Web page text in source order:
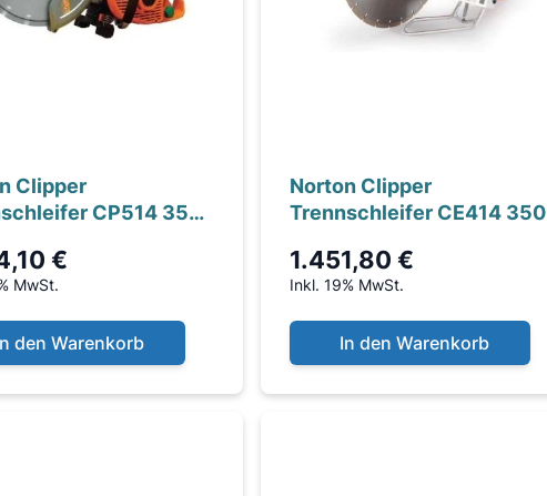
Clipper
CP514 350
€
MwSt.
den Warenkorb
Norton Clipper
Trennschleifer CE414 350
1.451,80 €
Inkl. 19% MwSt.
In den Warenkorb